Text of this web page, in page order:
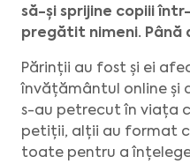
să-și sprijine copiii
pregătit nimeni. Până
Părinții au fost și ei
învățământul online și
s-au petrecut în viața
petiții, alții au format
toate pentru a